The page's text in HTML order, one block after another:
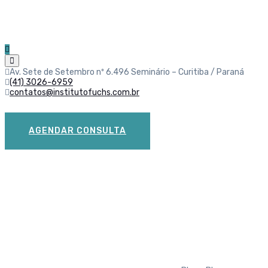
Av. Sete de Setembro nº 6.496 Seminário – Curitiba / Paraná
(41) 3026-6959
contatos@institutofuchs.com.br
AGENDAR CONSULTA